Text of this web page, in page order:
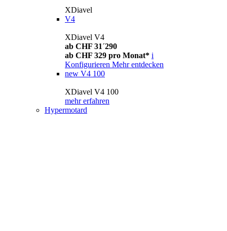
XDiavel
V4
XDiavel V4
ab CHF 31´290
ab CHF 329 pro Monat* i
Konfigurieren Mehr entdecken
new V4 100
XDiavel V4 100
mehr erfahren
Hypermotard